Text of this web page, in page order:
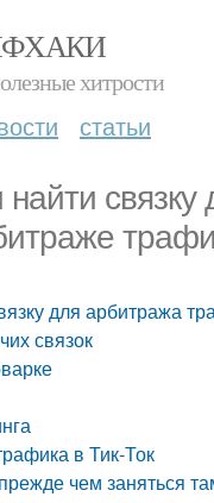
хитрости
статьи
найти
для арбитража
связок
в Тик-Ток
чем заняться